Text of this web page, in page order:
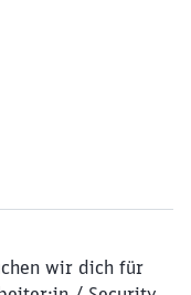
wir dich für